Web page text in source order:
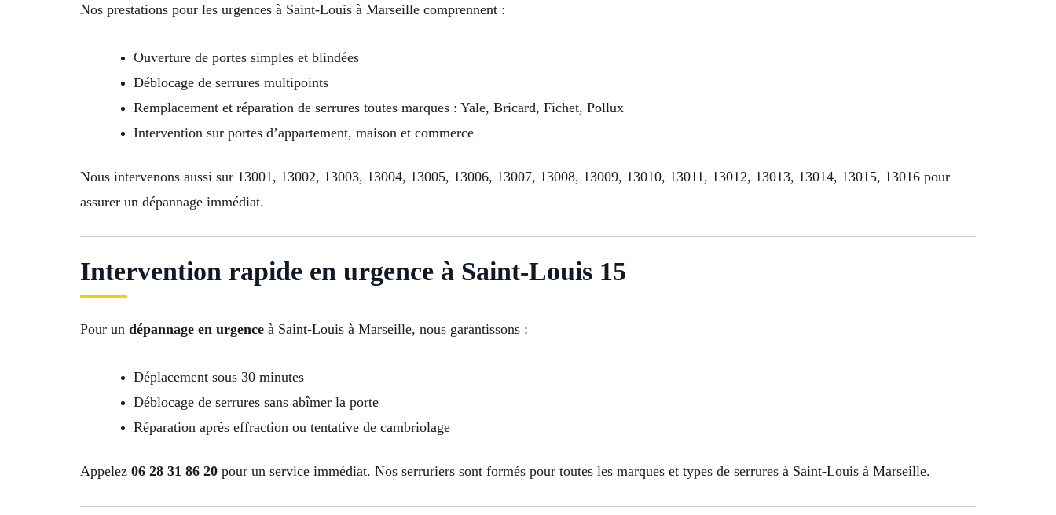
Nos prestations pour les urgences à Saint-Louis à Marseille comprennent :
Ouverture de portes simples et blindées
Déblocage de serrures multipoints
Remplacement et réparation de serrures toutes marques : Yale, Bricard, Fichet, Pollux
Intervention sur portes d’appartement, maison et commerce
Nous intervenons aussi sur 13001, 13002, 13003, 13004, 13005, 13006, 13007, 13008, 13009, 13010, 13011, 13012, 13013, 13014, 13015, 13016 pour
assurer un dépannage immédiat.
Intervention rapide en urgence à Saint-Louis 15
Pour un dépannage en urgence à Saint-Louis à Marseille, nous garantissons :
Déplacement sous 30 minutes
Déblocage de serrures sans abîmer la porte
Réparation après effraction ou tentative de cambriolage
Appelez 06 28 31 86 20 pour un service immédiat. Nos serruriers sont formés pour toutes les marques et types de serrures à Saint-Louis à Marseille.